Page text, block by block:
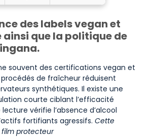
des labels vegan et
que la politique de
souvent des certifications vegan et
de fraîcheur réduisent
synthétiques. Il existe une
courte ciblant l’efficacité
vérifie l’absence d’alcool
fortifiants agressifs. Cette
protecteur